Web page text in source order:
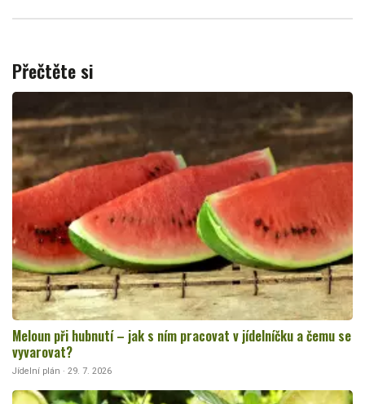
Přečtěte si
Meloun při hubnutí – jak s ním pracovat v jídelníčku a čemu se
vyvarovat?
Jídelní plán · 29. 7. 2026